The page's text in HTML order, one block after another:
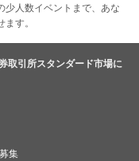
少人数イベントまで、あな
す。
取引所スタンダード市場に
集